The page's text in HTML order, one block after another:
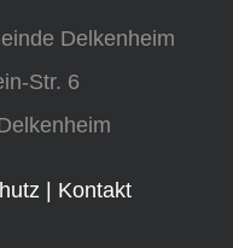
Delkenheim
Str. 6
| Kontakt